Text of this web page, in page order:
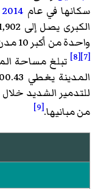
سكانها في عام 2014
واحدة من أكبر 10 مدن في
[7]
[8]
للتدمير الشديد خلال
من مبانيها.[9]